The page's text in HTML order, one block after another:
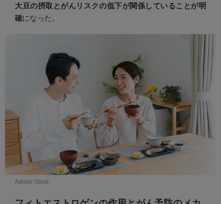
大豆の摂取とがんリスクの低下が関係していることが明
確になった。
Adobe Stock